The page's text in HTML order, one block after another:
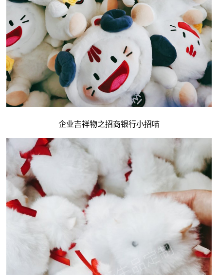
企业吉祥物之招商银行小招喵